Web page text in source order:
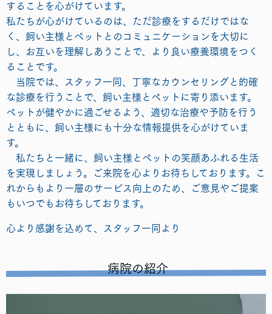
することを心がけています。
私たちが心がけているのは、ただ診療をするだけではな
く、飼い主様とペットとのコミュニケーションを大切に
し、お互いを理解しあうことで、より良い療養環境をつく
ることです。
当院では、スタッフ一同、丁寧なカウンセリングと的確
な診療を行うことで、飼い主様とペットに寄り添います。
ペットが健やかに過ごせるよう、適切な治療や予防を行う
とともに、飼い主様にも十分な情報提供を心がけていま
す。
私たちと一緒に、飼い主様とペットの笑顔あふれる生活
を実現しましょう。ご来院を心よりお待ちしております。こ
れからもより一層のサービス向上のため、ご意見やご提案
もいつでもお待ちしております。
心より感謝を込めて、スタッフ一同より
病院の紹介